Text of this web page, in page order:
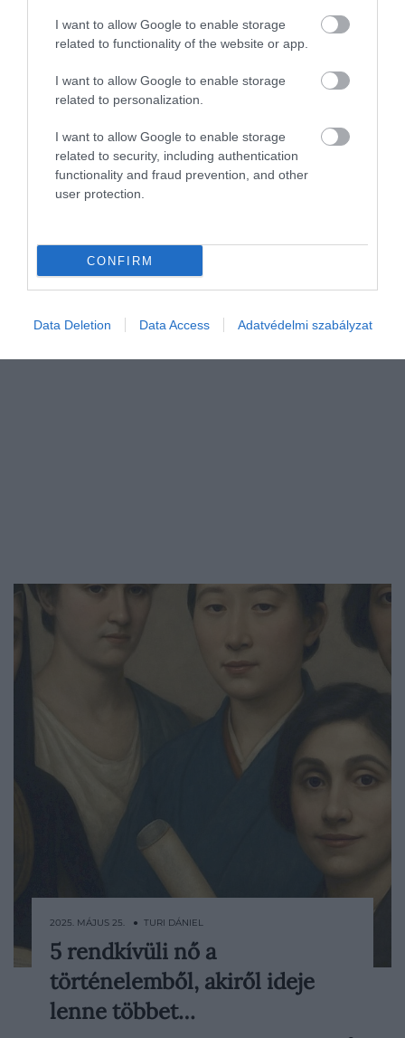
I want to allow Google to enable storage
related to functionality of the website or app.
I want to allow Google to enable storage
related to personalization.
I want to allow Google to enable storage
related to security, including authentication
functionality and fraud prevention, and other
user protection.
CONFIRM
Data Deletion Data Access Adatvédelmi szabályzat
merész) elképzeléssel állt elő két brit
földrajztudós.
HAMU ÉS GYÉMÁNT
A történelem ritkán igazságos a nőkkel.
Különösen igaz ez azokra, akik kiléptek a
számukra kijelölt szerepekből és saját
2025. MÁJUS 25. ● TURI DÁNIEL
5 rendkívüli nő a
történelemből, akiről ideje
lenne többet…